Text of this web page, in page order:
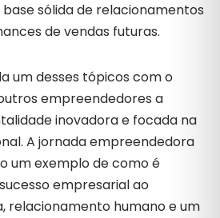
sólida de relacionamentos
de vendas futuras.
um desses tópicos com o
empreendedores a
inovadora e focada na
A jornada empreendedora
um exemplo de como é
empresarial ao
relacionamento humano e um